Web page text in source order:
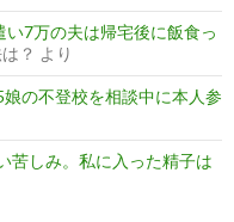
7万の夫は帰宅後に飯食っ
？ より
娘の不登校を相談中に本人参
苦しみ。私に入った精子は